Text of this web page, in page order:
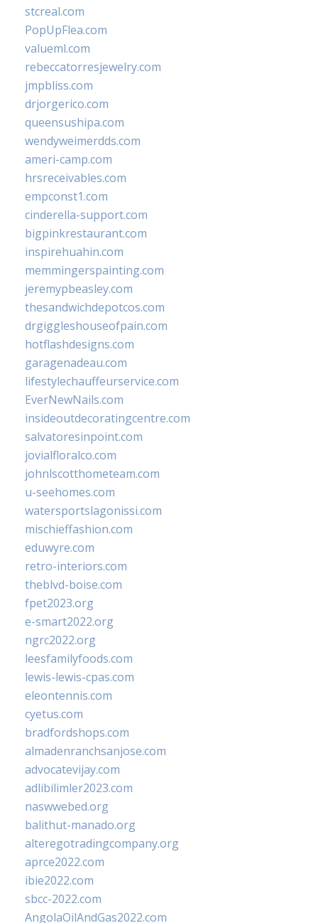
stcreal.com
PopUpFlea.com
valueml.com
rebeccatorresjewelry.com
jmpbliss.com
drjorgerico.com
queensushipa.com
wendyweimerdds.com
ameri-camp.com
hrsreceivables.com
empconst1.com
cinderella-support.com
bigpinkrestaurant.com
inspirehuahin.com
memmingerspainting.com
jeremypbeasley.com
thesandwichdepotcos.com
drgiggleshouseofpain.com
hotflashdesigns.com
garagenadeau.com
lifestylechauffeurservice.com
EverNewNails.com
insideoutdecoratingcentre.com
salvatoresinpoint.com
jovialfloralco.com
johnlscotthometeam.com
u-seehomes.com
watersportslagonissi.com
mischieffashion.com
eduwyre.com
retro-interiors.com
theblvd-boise.com
fpet2023.org
e-smart2022.org
ngrc2022.org
leesfamilyfoods.com
lewis-lewis-cpas.com
eleontennis.com
cyetus.com
bradfordshops.com
almadenranchsanjose.com
advocatevijay.com
adlibilimler2023.com
naswwebed.org
balithut-manado.org
alteregotradingcompany.org
aprce2022.com
ibie2022.com
sbcc-2022.com
AngolaOilAndGas2022.com